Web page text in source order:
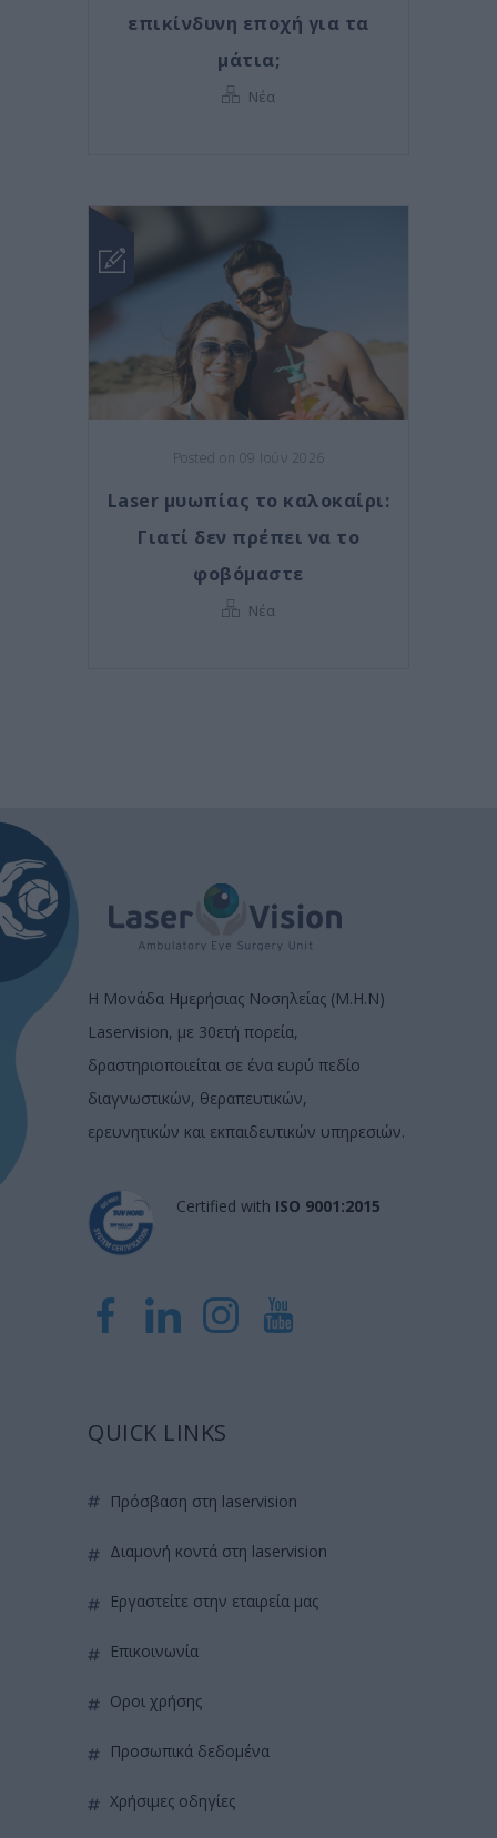
επικίνδυνη εποχή για τα
μάτια;
Νέα
Posted on 09 Ιούν 2026
Laser μυωπίας το καλοκαίρι:
Γιατί δεν πρέπει να το
φοβόμαστε
Νέα
Η Μονάδα Ημερήσιας Νοσηλείας (Μ.Η.Ν)
Laservision, με 30ετή πορεία,
δραστηριοποιείται σε ένα ευρύ πεδίο
διαγνωστικών, θεραπευτικών,
ερευνητικών και εκπαιδευτικών υπηρεσιών.
Certified with ISO 9001:2015
QUICK LINKS
πρόσβαση στη laservision
διαμονή κοντά στη laservision
εργαστείτε στην εταιρεία μας
επικοινωνία
όροι χρήσης
προσωπικά δεδομένα
χρήσιμες οδηγίες